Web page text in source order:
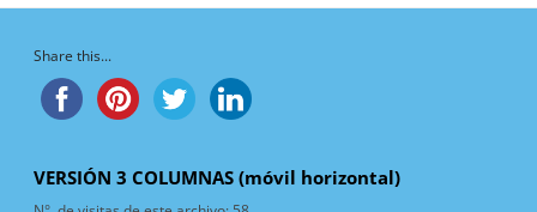
Share this...
VERSIÓN 3 COLUMNAS (móvil horizontal)